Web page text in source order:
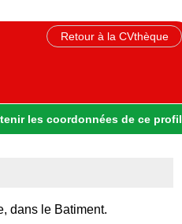
Retour à la CVthèque
les coordonnées de ce profil
dans le Batiment.